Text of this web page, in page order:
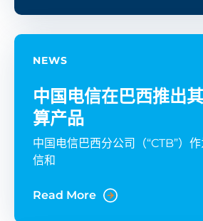
NEWS
中国电信在巴西推出
算产品
中国电信巴西分公司（“CTB”）
信和
Read More